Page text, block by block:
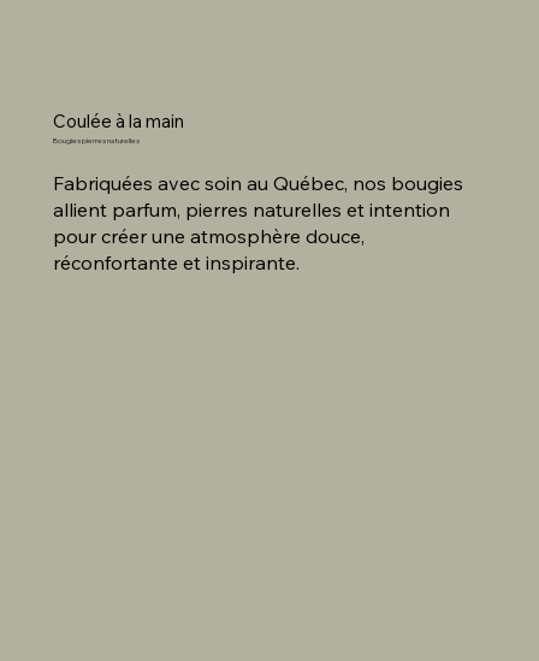
Coulée à la main
Bougies pierres naturelles
Fabriquées avec soin au Québec, nos bougies
allient parfum, pierres naturelles et intention
pour créer une atmosphère douce,
réconfortante et inspirante.